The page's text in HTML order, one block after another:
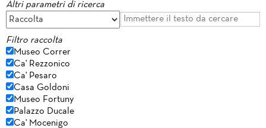
Altri parametri di ricerca
Filtro raccolta
Museo Correr
Ca' Rezzonico
Ca' Pesaro
Casa Goldoni
Museo Fortuny
Palazzo Ducale
Ca' Mocenigo